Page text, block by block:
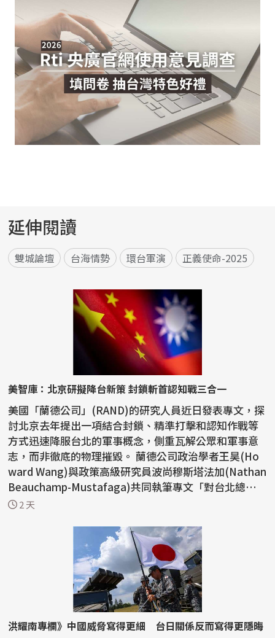
延伸閱讀
雙城論壇 台海情勢 環台軍演 正義使命-2025
美智庫：北京研擬降台新策 封鎖斬首認知戰三合一
美國「蘭德公司」(RAND)的研究人員近日發表專文，探
討北京去年提出一項結合封鎖、精準打擊和認知作戰等
方式迅速降服台北的軍事概念，側重瓦解公眾和軍事意
志，而非徹底的物理摧毀。 蘭德公司政治學者王昊(Ho
ward Wang)與政策高級研究員波尚穆斯塔法加(Nathan
Beauchamp-Mustafaga)共同執筆專文「對台北總體
戰：中國探...
2 天
洪耀南專欄》中國威脅寫得更細 台日關係反而寫得更隱晦